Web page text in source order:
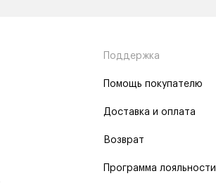
Поддержка
Помощь покупателю
Доставка и оплата
Возврат
Программа лояльности